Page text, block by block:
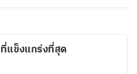
แข็งแกร่งที่สุด